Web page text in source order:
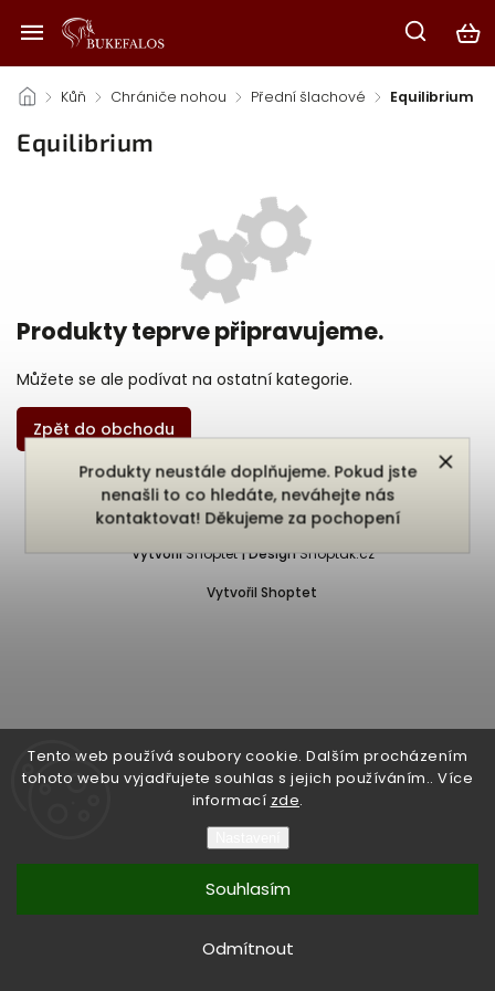
Tento web používá soubory cookie. Dalším procházením
tohoto webu vyjadřujete souhlas s jejich používáním.. Více
informací zde.
Odmítnout
Souhlasím
Produkty neustále doplňujeme. Pokud jste
nenašli to co hledáte, neváhejte nás
kontaktovat! Děkujeme za pochopení
/ Kůň / Chrániče nohou / Přední šlachové / Equilibrium
Equilibrium
Produkty teprve připravujeme.
Můžete se ale podívat na ostatní kategorie.
Zpět do obchodu
Vytvořil Shoptet
Copyright 2026Bukefalos. Všechna práva vyhrazena.
Vytvořil Shoptet | Design Shoptak.cz